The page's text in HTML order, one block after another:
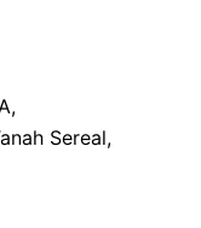
Sereal,